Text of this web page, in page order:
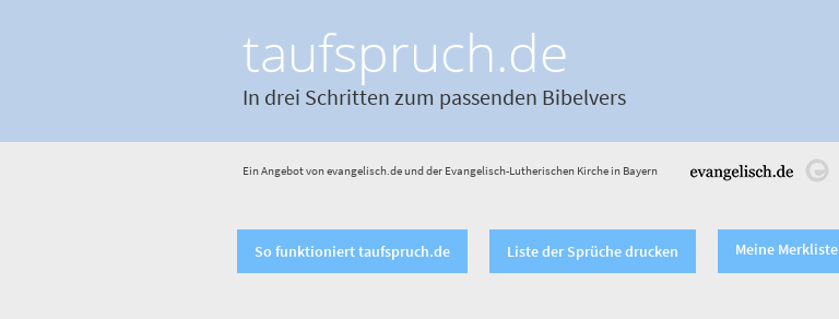
taufspruch.de
In drei Schritten zum passenden Bibelvers
Ein Angebot von evangelisch.de und der Evangelisch-Lutherischen Kirche in Bayern
So funktioniert taufspruch.de Liste der Sprüche drucken Meine Merkliste